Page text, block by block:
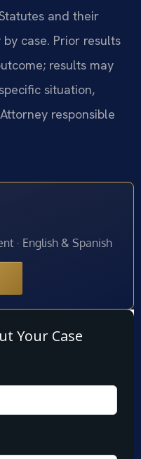
and their
case. Prior results
results may
situation,
responsible
· English & Spanish